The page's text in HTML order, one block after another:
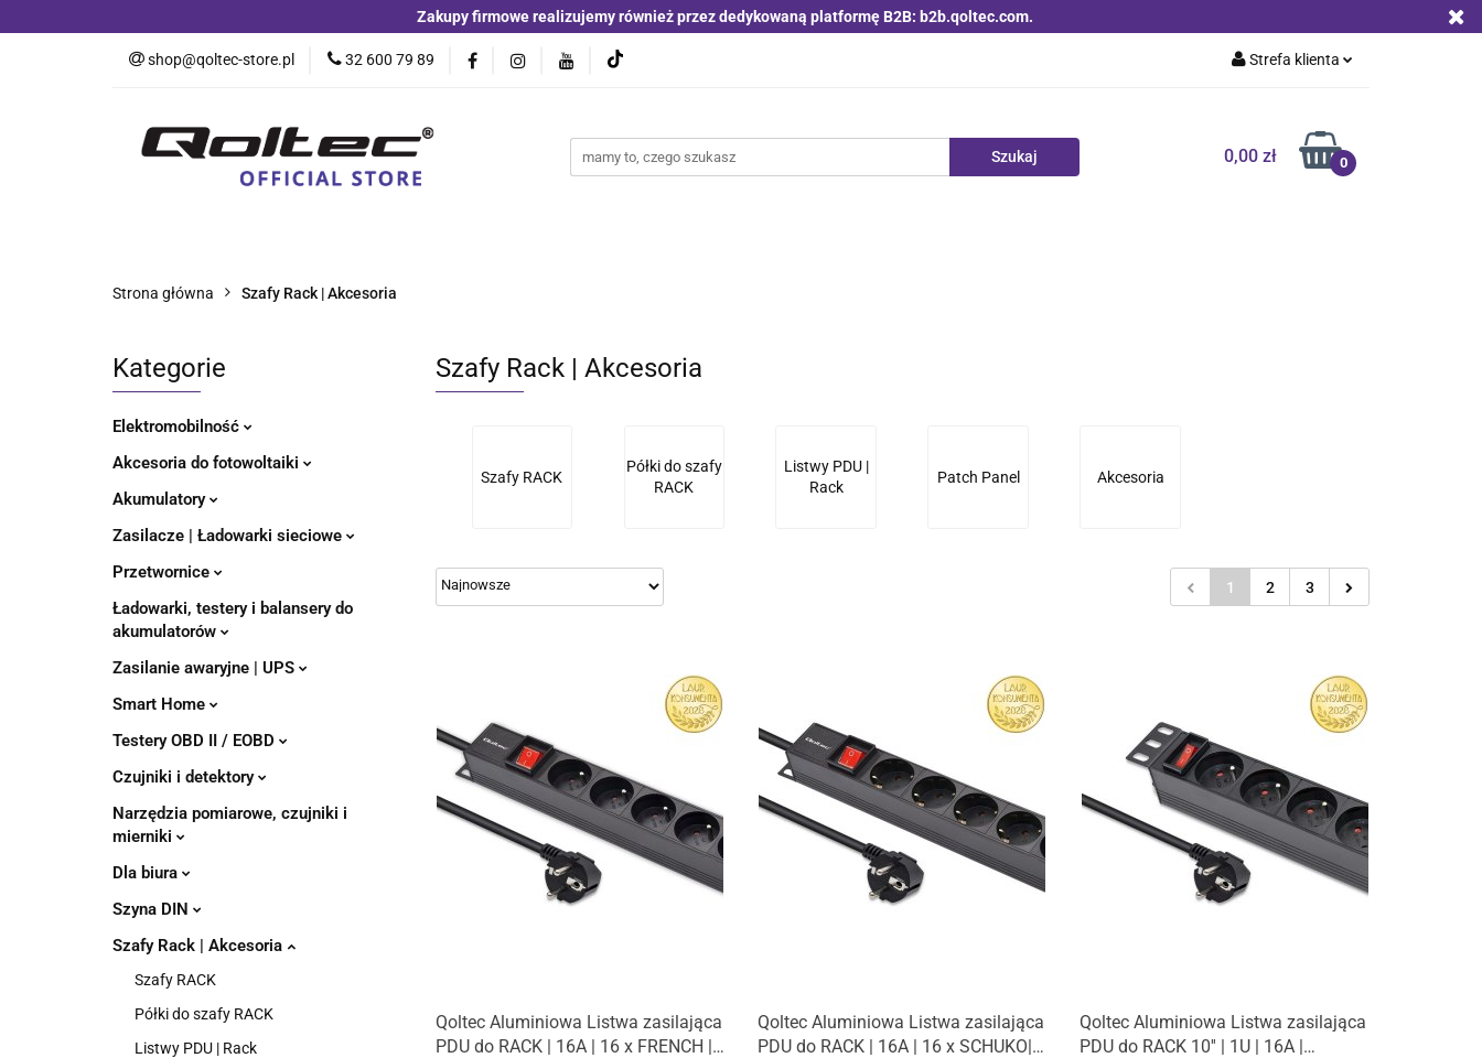
Zakupy firmowe realizujemy również przez dedykowaną platformę B2B: b2b.qoltec.com.
shop@qoltec-store.pl 32 600 79 89 Strefa klienta
Zarejestruj się
0,00 zł 0
Blog
Kategorie Czujniki i detektory Switche | Ethernet Anteny LTE 4G 5G
Strona główna Szafy Rack | Akcesoria
Kategorie
Elektromobilność
Akcesoria do fotowoltaiki
Akumulatory
Zasilacze | Ładowarki sieciowe
Przetwornice
Ładowarki, testery i balansery do
akumulatorów
Zasilanie awaryjne | UPS
Smart Home
Testery OBD II / EOBD
Czujniki i detektory
Narzędzia pomiarowe, czujniki i
mierniki
Dla biura
Szyna DIN
Szafy Rack | Akcesoria
Szafy RACK
Półki do szafy RACK
Listwy PDU | Rack
Szafy Rack | Akcesoria
Szafy RACK
Półki do szafy
RACK
Listwy PDU |
Rack
Patch Panel Akcesoria
1 2 3
Qoltec Aluminiowa Listwa zasilająca
PDU do RACK | 16A | 16 x FRENCH |
Qoltec Aluminiowa Listwa zasilająca
PDU do RACK | 16A | 16 x SCHUKO|
Qoltec Aluminiowa Listwa zasilająca
PDU do RACK 10'' | 1U | 16A |